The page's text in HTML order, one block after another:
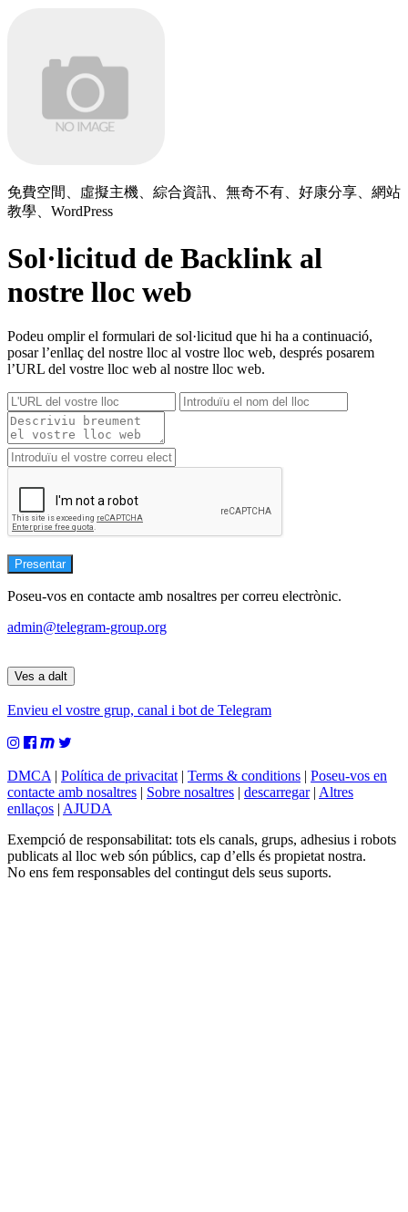
免費空間、虛擬主機、綜合資訊、無奇不有、好康分享、網站
教學、WordPress
Sol·licitud de Backlink al
nostre lloc web
Podeu omplir el formulari de sol·licitud que hi ha a continuació,
posar l’enllaç del nostre lloc al vostre lloc web, després posarem
l’URL del vostre lloc web al nostre lloc web.
Poseu-vos en contacte amb nosaltres per correu electrònic.
admin@telegram-group.org
Ves a dalt
Envieu el vostre grup, canal i bot de Telegram
DMCA | Política de privacitat | Terms & conditions | Poseu-vos en
contacte amb nosaltres | Sobre nosaltres | descarregar| Altres
enllaços | AJUDA
Exempció de responsabilitat: tots els canals, grups, adhesius i robots
publicats al lloc web són públics, cap d’ells és propietat nostra.
No ens fem responsables del contingut dels seus suports.